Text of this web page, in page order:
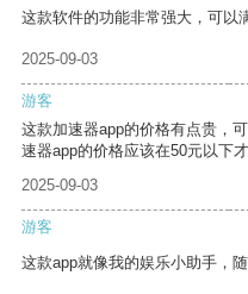
这款软件的功能非常强大，可以
2025-09-03
游客
这款加速器app的价格有点贵，
速器app的价格应该在50元以下才
2025-09-03
游客
这款app就像我的娱乐小助手，